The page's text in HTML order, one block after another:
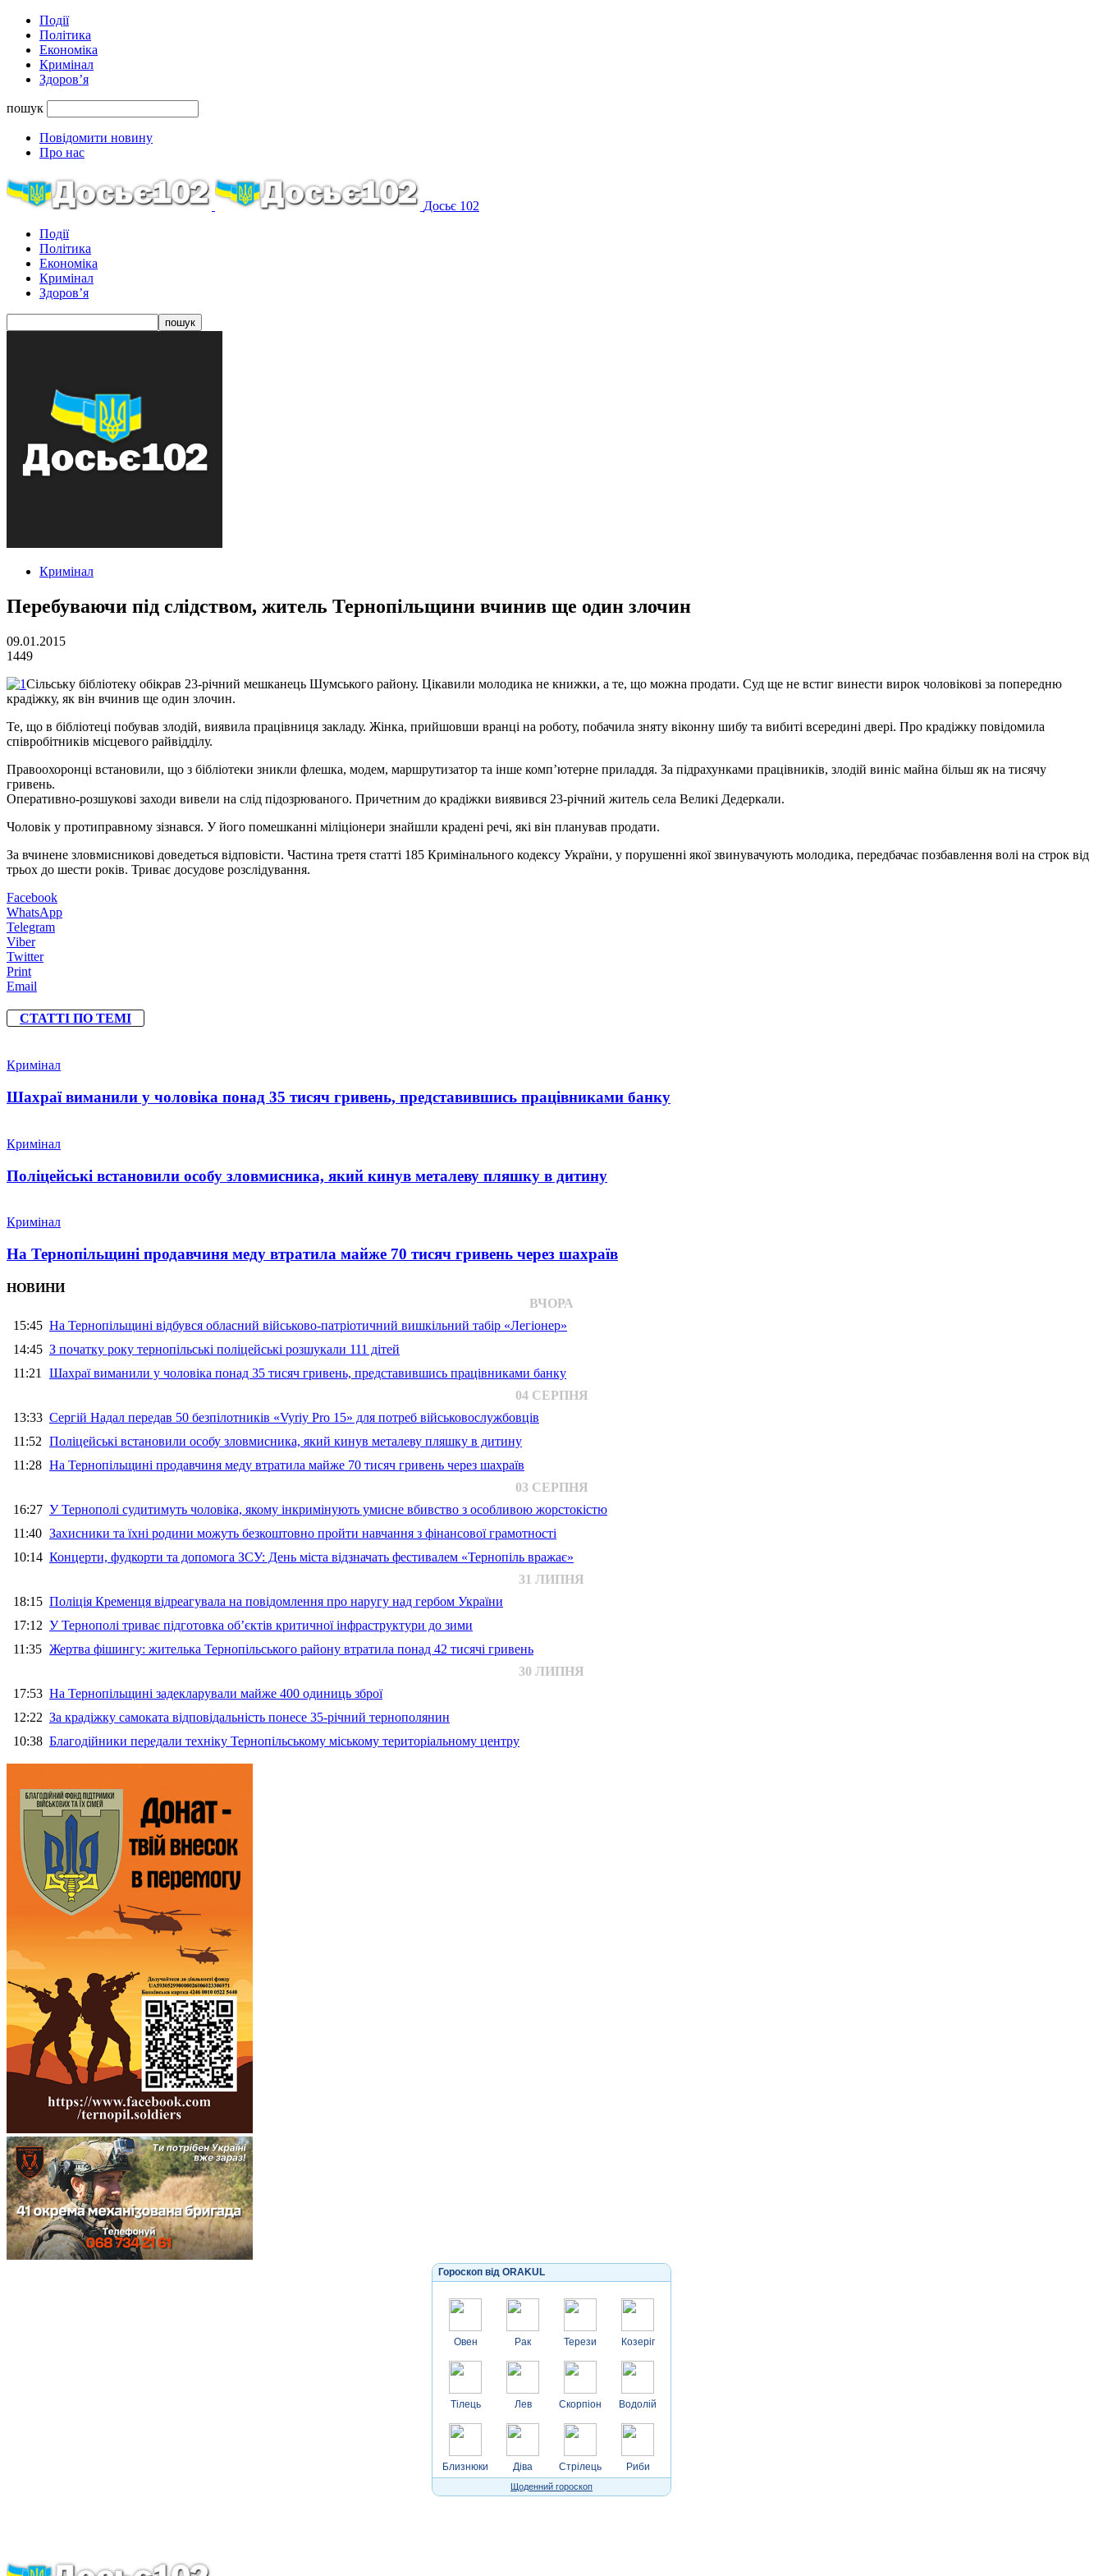
Події
Політика
Економіка
Кримінал
Здоров’я
пошук
Повідомити новину
Про нас
Досьє 102
Події
Політика
Економіка
Кримінал
Здоров’я
Кримінал
Перебуваючи під слідством, житель Тернопільщини вчинив ще один злочин
09.01.2015
1449
Сільську бібліотеку обікрав 23-річний мешканець Шумського району. Цікавили молодика не книжки, а те, що можна продати. Суд ще не встиг винести вирок чоловікові за попередню
крадіжку, як він вчинив ще один злочин.
Те, що в бібліотеці побував злодій, виявила працівниця закладу. Жінка, прийшовши вранці на роботу, побачила зняту віконну шибу та вибиті всередині двері. Про крадіжку повідомила
співробітників місцевого райвідділу.
Правоохоронці встановили, що з бібліотеки зникли флешка, модем, маршрутизатор та інше комп’ютерне приладдя. За підрахунками працівників, злодій виніс майна більш як на тисячу
гривень.
Оперативно-розшукові заходи вивели на слід підозрюваного. Причетним до крадіжки виявився 23-річний житель села Великі Дедеркали.
Чоловік у протиправному зізнався. У його помешканні міліціонери знайшли крадені речі, які він планував продати.
За вчинене зловмисникові доведеться відповісти. Частина третя статті 185 Кримінального кодексу України, у порушенні якої звинувачують молодика, передбачає позбавлення волі на строк від
трьох до шести років. Триває досудове розслідування.
Facebook
WhatsApp
Telegram
Viber
Twitter
Print
Email
СТАТТІ ПО ТЕМІ
Кримінал
Шахраї виманили у чоловіка понад 35 тисяч гривень, представившись працівниками банку
Кримінал
Поліцейські встановили особу зловмисника, який кинув металеву пляшку в дитину
Кримінал
На Тернопільщині продавчиня меду втратила майже 70 тисяч гривень через шахраїв
НОВИНИ
ВЧОРА
15:45 На Тернопільщині відбувся обласний військово-патріотичний вишкільний табір «Легіонер»
14:45 З початку року тернопільські поліцейські розшукали 111 дітей
11:21 Шахраї виманили у чоловіка понад 35 тисяч гривень, представившись працівниками банку
04 СЕРПНЯ
13:33 Сергій Надал передав 50 безпілотників «Vyriy Pro 15» для потреб військовослужбовців
11:52 Поліцейські встановили особу зловмисника, який кинув металеву пляшку в дитину
11:28 На Тернопільщині продавчиня меду втратила майже 70 тисяч гривень через шахраїв
03 СЕРПНЯ
16:27 У Тернополі судитимуть чоловіка, якому інкримінують умисне вбивство з особливою жорстокістю
11:40 Захисники та їхні родини можуть безкоштовно пройти навчання з фінансової грамотності
10:14 Концерти, фудкорти та допомога ЗСУ: День міста відзначать фестивалем «Тернопіль вражає»
31 ЛИПНЯ
18:15 Поліція Кременця відреагувала на повідомлення про наругу над гербом України
17:12 У Тернополі триває підготовка об’єктів критичної інфраструктури до зими
11:35 Жертва фішингу: жителька Тернопільського району втратила понад 42 тисячі гривень
30 ЛИПНЯ
17:53 На Тернопільщині задекларували майже 400 одиниць зброї
12:22 За крадіжку самоката відповідальність понесе 35-річний тернополянин
10:38 Благодійники передали техніку Тернопільському міському територіальному центру
Гороскоп від ORAKUL
Овен
Тілець
Близнюки
Рак
Лев
Діва
Терези
Скорпіон
Стрілець
Козеріг
Водолій
Риби
Щоденний гороскоп